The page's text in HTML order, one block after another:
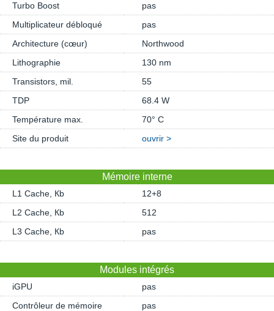
Turbo Boost
pas
Multiplicateur débloqué
pas
Architecture (cœur)
Northwood
Lithographie
130 nm
Transistors, mil.
55
TDP
68.4 W
Température max.
70° C
Site du produit
ouvrir >
Mémoire interne
L1 Cache, Кb
12+8
L2 Cache, Кb
512
L3 Cache, Кb
pas
Modules intégrés
iGPU
pas
Contrôleur de mémoire
pas